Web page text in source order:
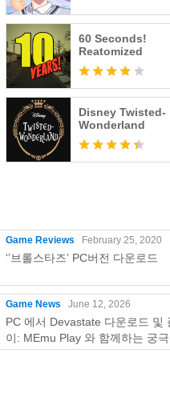
작동합니다.
60 Seconds!
Reatomized
Disney Twisted-
Wonderland
Game Reviews February 25, 2020
‘’브롤스타즈’ PC버전 다운로드
Game News June 12, 2026
PC 에서 Devastate 다운로드 및
이: MEmu Play 와 함께하는 궁극
이밍 가이드